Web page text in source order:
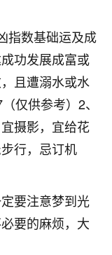
指数基础运及成
功发展成富或
且遭溺水或水
仅供参考）2、
摄影，宜给花
行，忌订机
要注意梦到光
要的麻烦，大